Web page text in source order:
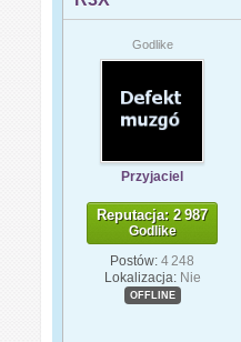
Godlike
Przyjaciel
Reputacja: 2 987
Godlike
Postów: 4 248
Lokalizacja: Nie
OFFLINE